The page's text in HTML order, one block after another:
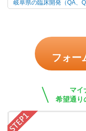
岐阜県の臨床開発（QA、
フォー
マイ
希望通り